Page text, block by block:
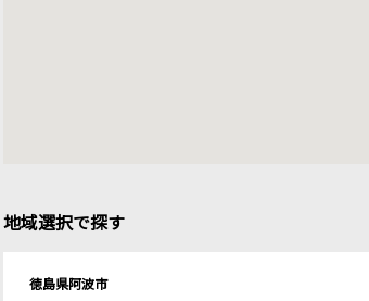
地域選択で探す
徳島県阿波市